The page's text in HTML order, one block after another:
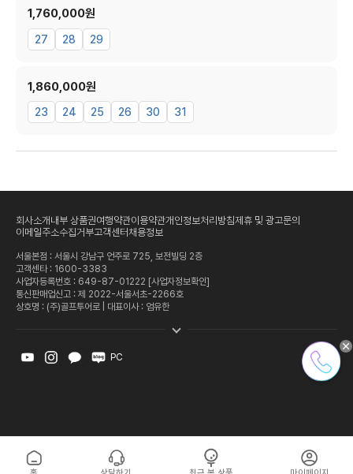
1,760,000원
27 28 29
1,860,000원
23 24 25 26 30 31
회사소개 내부 상품권여행약관이용약관개인정보처리방침제휴 및 광고문의
이메일주소수집거부고객센터채용정보
서울본점 : 서울시 강남구 언주로 725, 보전빌딩 2층
고객센타 : 1600-3383
사업자등록번호 : 649-87-01222 [사업자정보확인]
통신판매업신고 : 제 2022-서울서초-2266호
상호명 : (주)골프투어로 | 대표이사 : 엄유한
PC